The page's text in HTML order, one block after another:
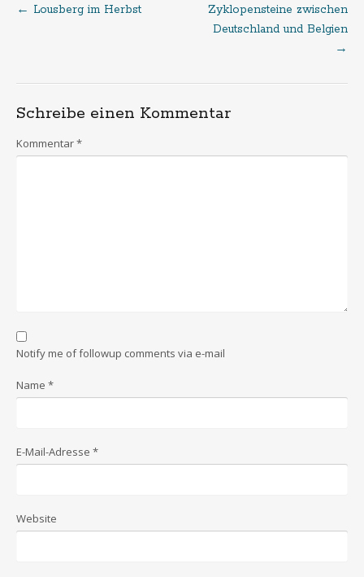
Post
← Lousberg im Herbst
Zyklopensteine zwischen
Deutschland und Belgien
→
Schreibe einen Kommentar
Kommentar*
Notify me of followup comments via e-mail
Name *
E-Mail-Adresse *
Website